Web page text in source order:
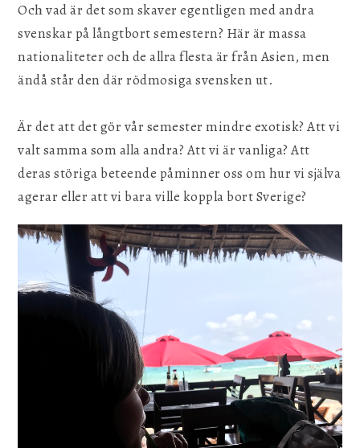
Och vad är det som skaver egentligen med andra
svenskar på långtbort semestern? Här är massa
nationaliteter och de allra flesta är från Asien, men
ändå står den där rödmosiga svensken ut.
Är det att det gör vår semester mindre exotisk? Att vi
valt samma som alla andra? Att vi är vanliga? Att
deras störiga beteende påminner oss om hur vi själva
agerar eller att vi bara ville koppla bort Sverige?